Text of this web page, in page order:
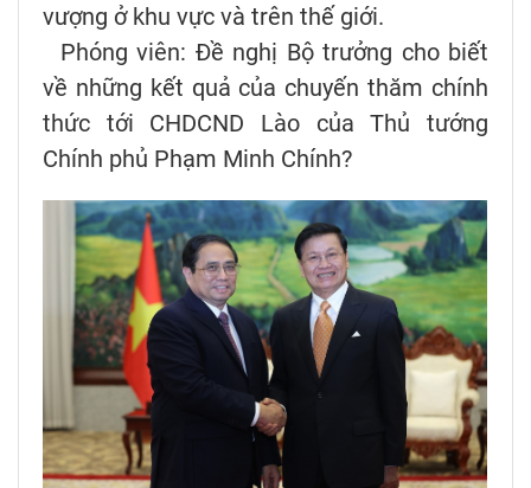
vượng ở khu vực và trên thế giới.
Phóng viên: Đề nghị Bộ trưởng cho biết
về những kết quả của chuyến thăm chính
thức tới CHDCND Lào của Thủ tướng
Chính phủ Phạm Minh Chính?